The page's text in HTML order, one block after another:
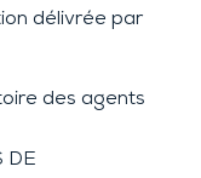
délivrée par
des agents
DE